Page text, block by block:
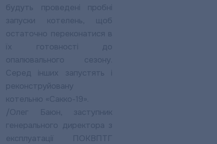
будуть проведені пробні
запуски котелень, щоб
остаточно переконатися в
їх готовності до
опалювального сезону.
Серед інших запустять і
реконструйовану
котельню «Сакко-19».
/Олег Баюн, заступник
генерального директора з
експлуатації ПОКВПТГ